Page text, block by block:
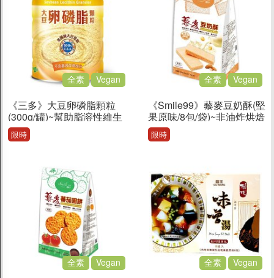
全素 Vegan
《三多》大豆卵磷脂顆粒
(300g/罐)~幫助脂溶性維生
素A、D、E、K吸收
限時
全素 Vegan
《Smile99》藜麥豆奶酥(堅
果原味/8包/袋)~非油炸烘焙
純素版大格酥
限時
全素 Vegan 全素 Vegan